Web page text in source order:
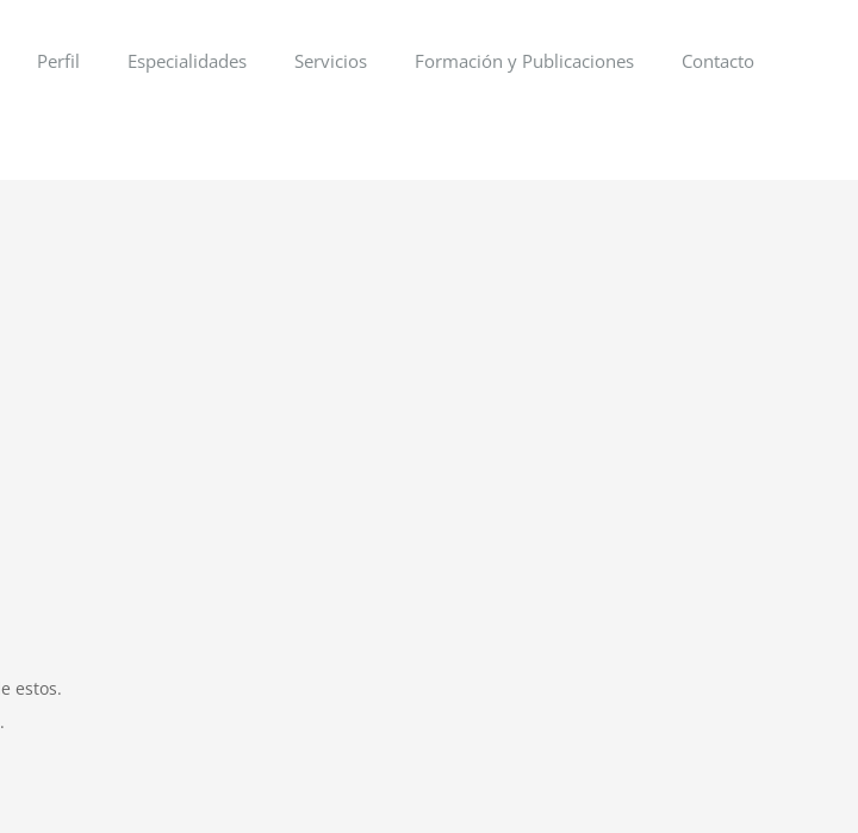
Perfil Especialidades Servicios Formación y Publicaciones Contacto
estos.